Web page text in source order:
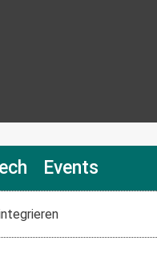
Events